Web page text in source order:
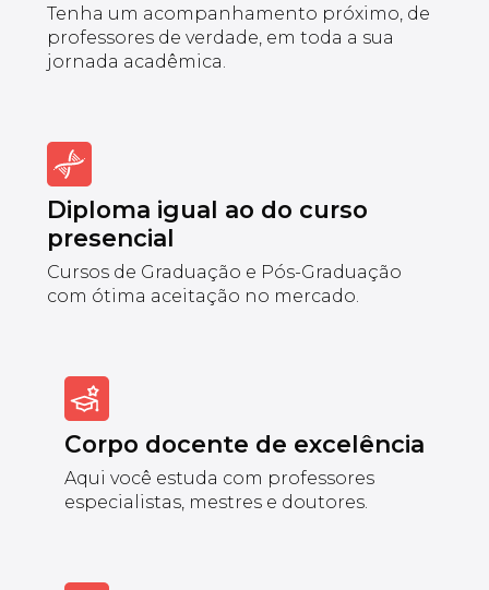
Tenha um acompanhamento próximo, de
professores de verdade, em toda a sua
jornada acadêmica.
Diploma igual ao do curso
presencial
Cursos de Graduação e Pós-Graduação
com ótima aceitação no mercado.
Corpo docente de excelência
Aqui você estuda com professores
especialistas, mestres e doutores.